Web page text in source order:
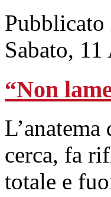
Pubblicato
Sabato,
“Non
cerca, fa
totale e